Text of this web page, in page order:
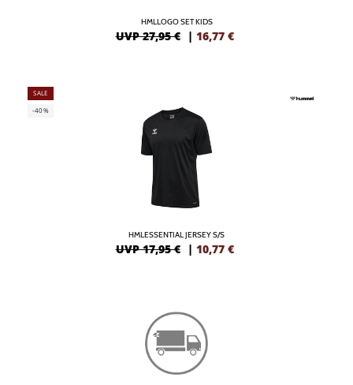
HMLLOGO SET KIDS
UVP 27,95 € | 16,77 €
SALE
-40%
HMLESSENTIAL JERSEY S/S
UVP 17,95 € | 10,77 €